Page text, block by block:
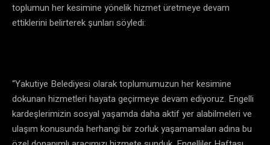
toplumun her kesimine yönelik hizmet üretmeye devam
ettiklerini belirterek şunları söyledi:
“Yakutiye Belediyesi olarak toplumumuzun her kesimine
dokunan hizmetleri hayata geçirmeye devam ediyoruz. Engelli
kardeşlerimizin sosyal yaşamda daha aktif yer alabilmeleri ve
ulaşım konusunda herhangi bir zorluk yaşamamaları adına bu